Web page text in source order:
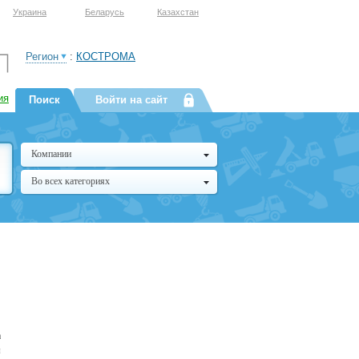
Украина Беларусь Казахстан
Регион : КОСТРОМА
Поиск Войти на сайт
Компании
Во всех категориях